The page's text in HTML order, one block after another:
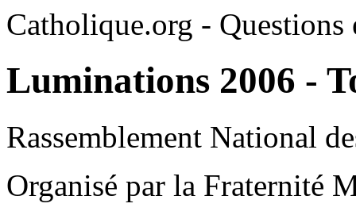
Catholique.org - Questions
Luminations 2006 -
Rassemblement National
Organisé par la Fraternité